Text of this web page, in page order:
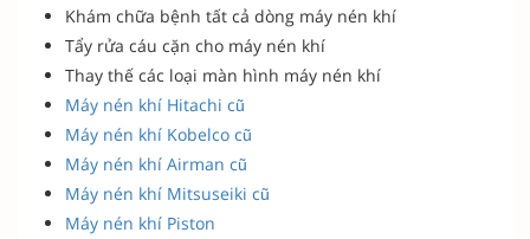
Khám chữa bệnh tất cả dòng máy nén khí
Tẩy rửa cáu cặn cho máy nén khí
Thay thế các loại màn hình máy nén khí
Máy nén khí Hitachi cũ
Máy nén khí Kobelco cũ
Máy nén khí Airman cũ
Máy nén khí Mitsuseiki cũ
Máy nén khí Piston